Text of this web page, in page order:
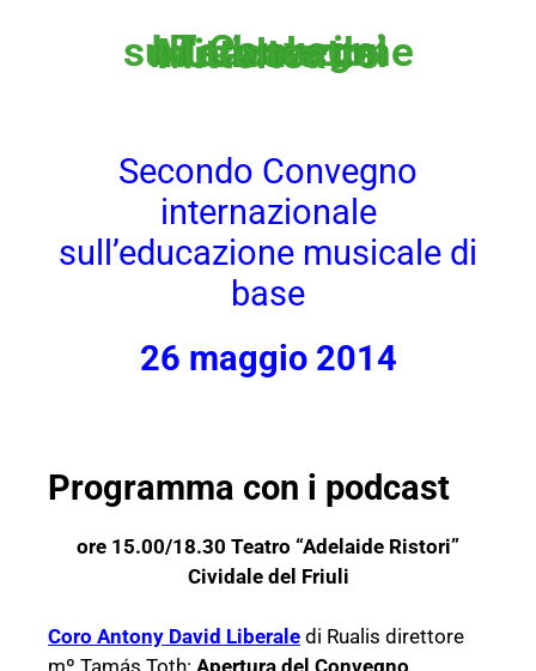
I 7 Convegni sull'educazione musicale del Mittelteatro
Secondo Convegno
internazionale
sull’educazione musicale di
base
26 maggio 2014
Programma con i podcast
ore 15.00/18.30 Teatro “Adelaide Ristori”
Cividale del Friuli
Coro Antony David Liberale di Rualis direttore